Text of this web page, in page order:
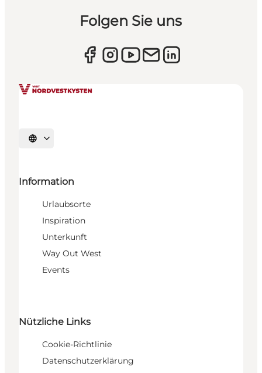
Folgen Sie uns
Sprache auswählen
Information
Urlaubsorte
Inspiration
Unterkunft
Way Out West
Events
Nützliche Links
Cookie-Richtlinie
Datenschutzerklärung